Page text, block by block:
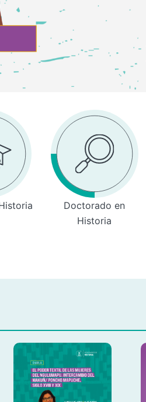
Doctorado en
Historia